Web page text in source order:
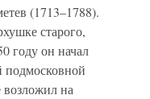
(1713–1788).
старого,
году он начал
подмосковной
на